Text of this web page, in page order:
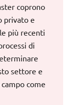
coprono
privato e
più recenti
di
settore e
come